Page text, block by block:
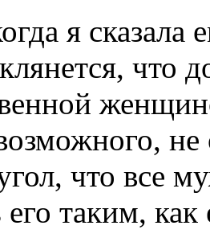
я сказала
что
что все
таким, как